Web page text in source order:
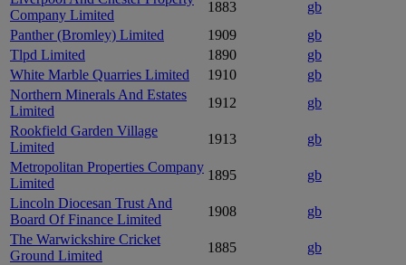
Company Limited
1883
gb
Panther (Bromley) Limited
1909
gb
Tlpd Limited
1890
gb
White Marble Quarries Limited
1910
gb
Northern Minerals And Estates
Limited
1912
gb
Rookfield Garden Village
Limited
1913
gb
Metropolitan Properties Company
Limited
1895
gb
Lincoln Diocesan Trust And
Board Of Finance Limited
1908
gb
The Warwickshire Cricket
Ground Limited
1885 gb